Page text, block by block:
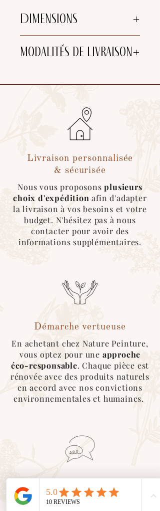
Dimensions
Hauteur: 56cm
Modalités de livraison
-Retraità l'atelier (25 min de
(jusqu'à 40km de Libourne)
- Expédition parMondial Relay ou
- Expédition par notretransporteur
Emballage sécurisé & écologique :
Nous utilisons au maximum descartons
recyclés, des couverturesréutilisables
pour l’emballage des produits
Livraison personnalisée
& sécurisée
Nous vous proposonsplusieurs
choix d'expédition afin d'adapter
la livraison à vos besoins et votre
budget. N'hésitez pas à nous
contacter pour avoir des
informations supplémentaires.
Démarche vertueuse
En achetant chez Nature Peinture,
vous optez pour une approche
éco-responsable. Chaque pièce est
rénovée avec des produits naturels
en accord avec nos convictions
environnementales et humaines.
En tant que petite entreprise, nous